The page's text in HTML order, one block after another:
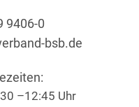
9406-0
bsb.de
–12:45 Uhr